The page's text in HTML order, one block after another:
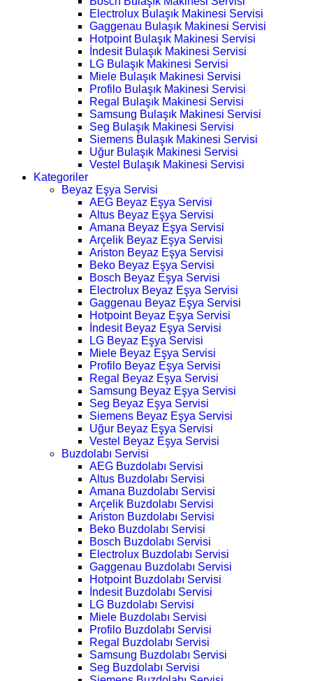
Electrolux Bulaşık Makinesi Servisi
Gaggenau Bulaşık Makinesi Servisi
Hotpoint Bulaşık Makinesi Servisi
İndesit Bulaşık Makinesi Servisi
LG Bulaşık Makinesi Servisi
Miele Bulaşık Makinesi Servisi
Profilo Bulaşık Makinesi Servisi
Regal Bulaşık Makinesi Servisi
Samsung Bulaşık Makinesi Servisi
Seg Bulaşık Makinesi Servisi
Siemens Bulaşık Makinesi Servisi
Uğur Bulaşık Makinesi Servisi
Vestel Bulaşık Makinesi Servisi
Kategoriler
Beyaz Eşya Servisi
AEG Beyaz Eşya Servisi
Altus Beyaz Eşya Servisi
Amana Beyaz Eşya Servisi
Arçelik Beyaz Eşya Servisi
Ariston Beyaz Eşya Servisi
Beko Beyaz Eşya Servisi
Bosch Beyaz Eşya Servisi
Electrolux Beyaz Eşya Servisi
Gaggenau Beyaz Eşya Servisi
Hotpoint Beyaz Eşya Servisi
İndesit Beyaz Eşya Servisi
LG Beyaz Eşya Servisi
Miele Beyaz Eşya Servisi
Profilo Beyaz Eşya Servisi
Regal Beyaz Eşya Servisi
Samsung Beyaz Eşya Servisi
Seg Beyaz Eşya Servisi
Siemens Beyaz Eşya Servisi
Uğur Beyaz Eşya Servisi
Vestel Beyaz Eşya Servisi
Buzdolabı Servisi
AEG Buzdolabı Servisi
Altus Buzdolabı Servisi
Amana Buzdolabı Servisi
Arçelik Buzdolabı Servisi
Ariston Buzdolabı Servisi
Beko Buzdolabı Servisi
Bosch Buzdolabı Servisi
Electrolux Buzdolabı Servisi
Gaggenau Buzdolabı Servisi
Hotpoint Buzdolabı Servisi
İndesit Buzdolabı Servisi
LG Buzdolabı Servisi
Miele Buzdolabı Servisi
Profilo Buzdolabı Servisi
Regal Buzdolabı Servisi
Samsung Buzdolabı Servisi
Seg Buzdolabı Servisi